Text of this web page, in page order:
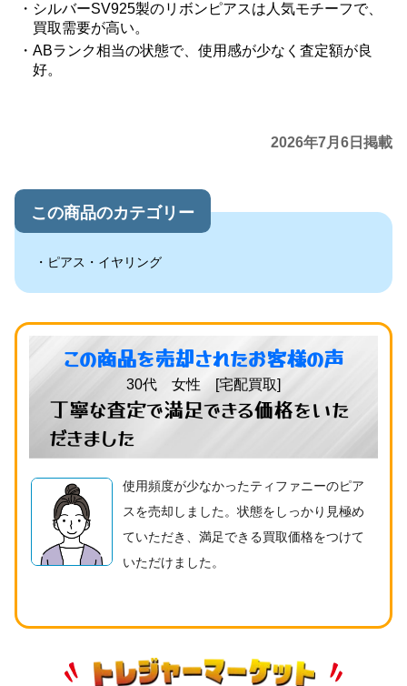
シルバーSV925製のリボンピアスは人気モチーフで、
買取需要が高い。
ABランク相当の状態で、使用感が少なく査定額が良
好。
2026年7月6日掲載
この商品のカテゴリー
ピアス・イヤリング
この商品を売却されたお客様の声
30代 女性 [宅配買取]
丁寧な査定で満足できる価格をいた
だきました
使用頻度が少なかったティファニーのピア
スを売却しました。状態をしっかり見極め
ていただき、満足できる買取価格をつけて
いただけました。